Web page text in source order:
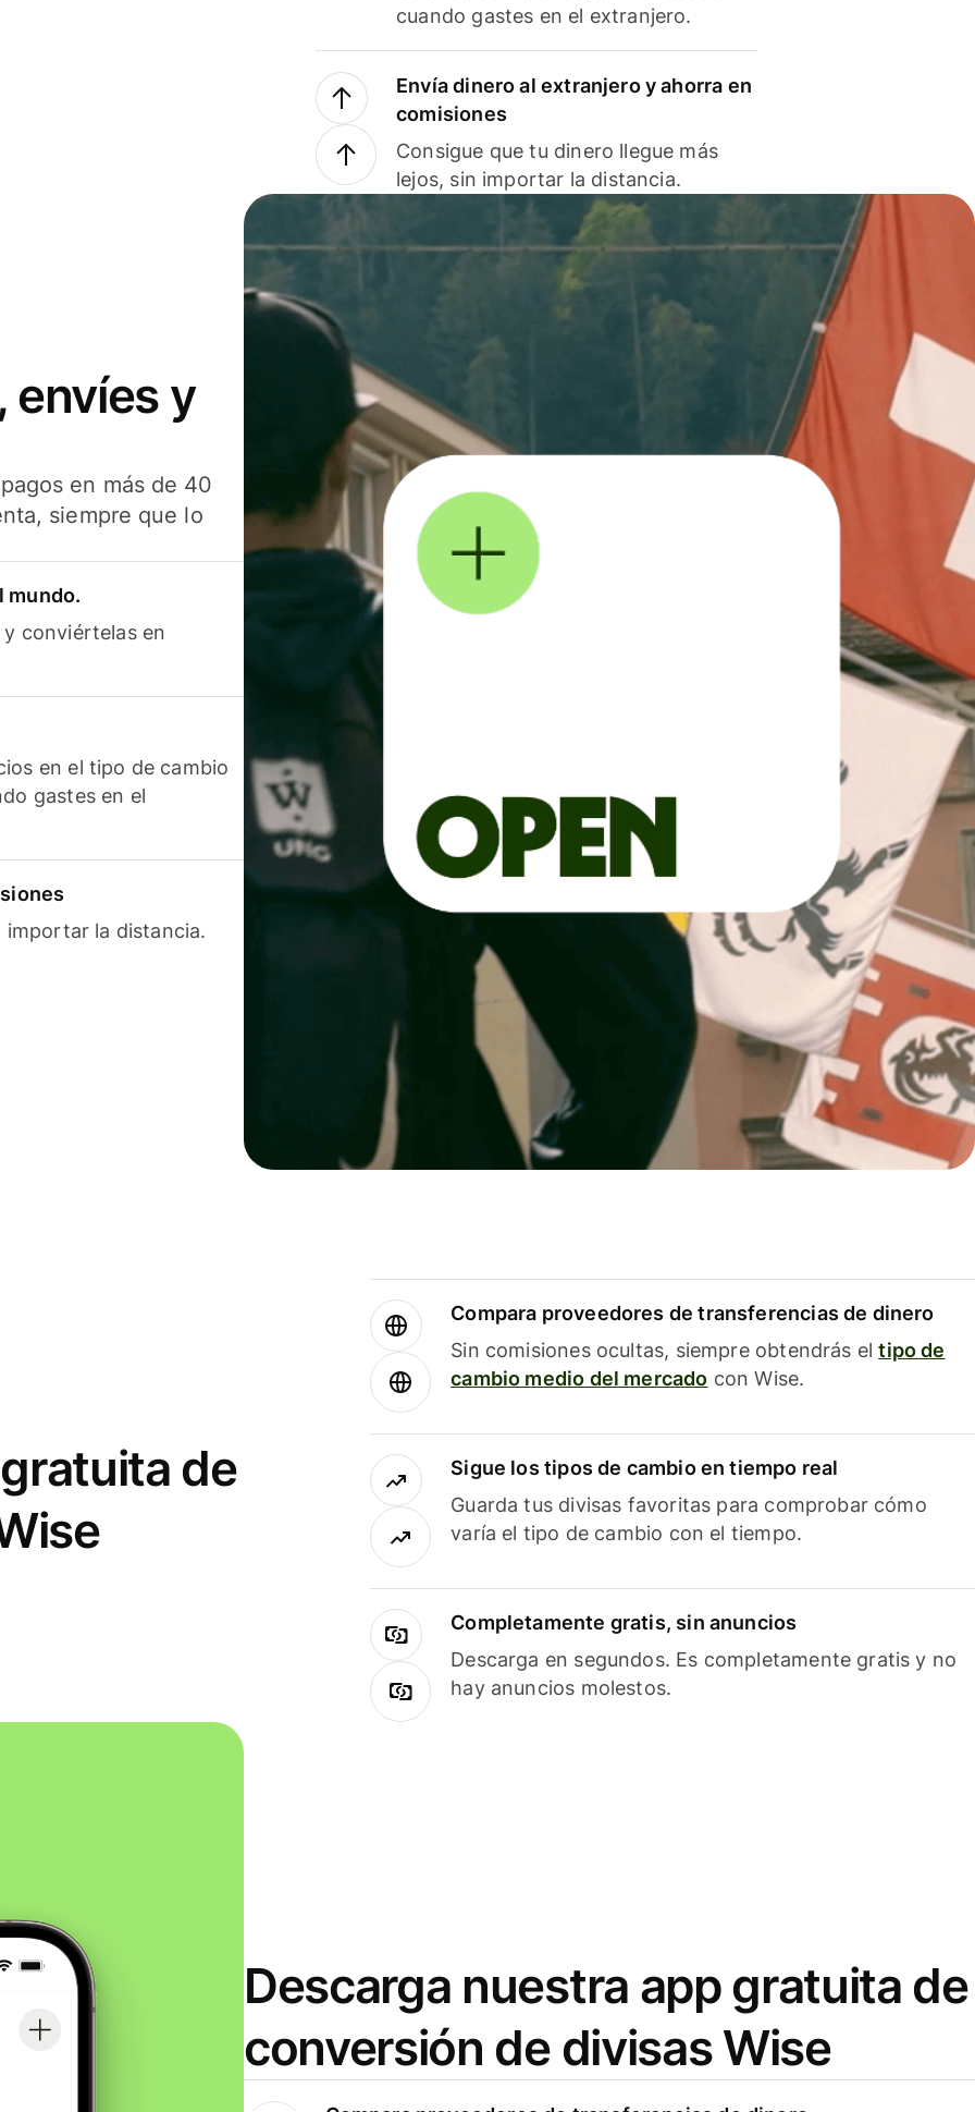
cuando gastes en el extranjero.
Envía dinero al extranjero y ahorra en
comisiones
Consigue que tu dinero llegue más
lejos, sin importar la distancia.
envíes y
en más de 40
siempre que lo
mundo.
conviértelas en
en el tipo de cambio
gastes en el
importar la distancia.
de
Compara proveedores de transferencias de dinero
Sin comisiones ocultas, siempre obtendrás eltipo de
cambio medio del mercado con Wise.
Sigue los tipos de cambio en tiempo real
Guarda tus divisas favoritas para comprobar cómo
varía el tipo de cambio con el tiempo.
Completamente gratis, sin anuncios
Descarga en segundos. Es completamente gratis y no
hay anuncios molestos.
Descarga nuestra app gratuita de
conversión de divisas Wise